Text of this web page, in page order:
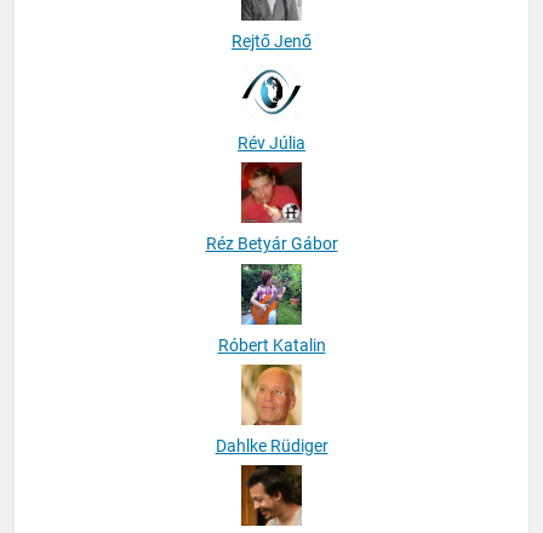
Rejtő Jenő
Rév Júlia
Réz Betyár Gábor
Róbert Katalin
Dahlke Rüdiger